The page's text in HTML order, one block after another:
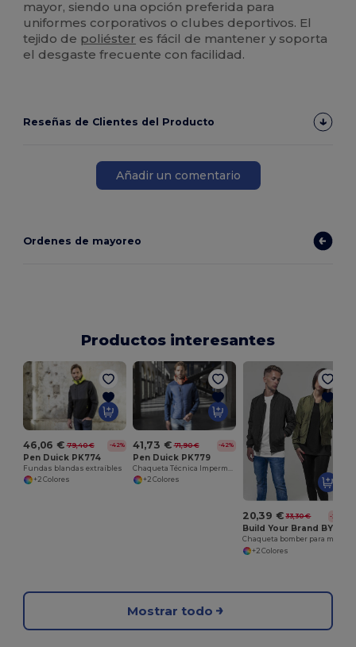
mayor, siendo una opción preferida para
uniformes corporativos o clubes deportivos. El
tejido de poliéster es fácil de mantener y soporta
el desgaste frecuente con facilidad.
Reseñas de Clientes del Producto
Añadir un comentario
Ordenes de mayoreo
Productos interesantes
46,06 € 79,40 € -42%
Pen Duick PK774
Fundas blandas extraíbles
+2 Colores
41,73 € 71,90 € -42%
Pen Duick PK779
+2 Colores
20,39 € 33,30 € -39%
Build Your Brand BY044
+2 Colores
Mostrar todo